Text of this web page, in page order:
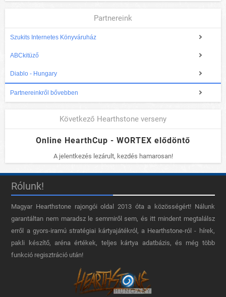
Partnereink
Szukits Internetes Könyváruház
ABCkitüző
Diablo - Hungary
Partnereinkről bővebben
Következő Hearthstone verseny
Online HearthCup - WORTEX elődöntő
A jelentkezés lezárult, kezdés hamarosan!
Rólunk!
Magyar Hearthstone​ rajongói oldal 2013 óta a közösségért! Nálunk
garantáltan nem maradsz le semmiről sem, és itt mindent megtalálsz
erről a gyors-iramú stratégiai kártyajátékról, a Hearthstone-ról - hírek,
pakli készítő, aréna értékek, teljes kártya adatbázis, és még több
funkció regisztráció után!